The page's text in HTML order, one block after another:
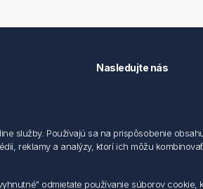
Nasledujte nás
služby. Používajú sa na prispôsobenie
reklamy a analýzy, ktorí ich môžu
odmietate používanie súborov cookie,